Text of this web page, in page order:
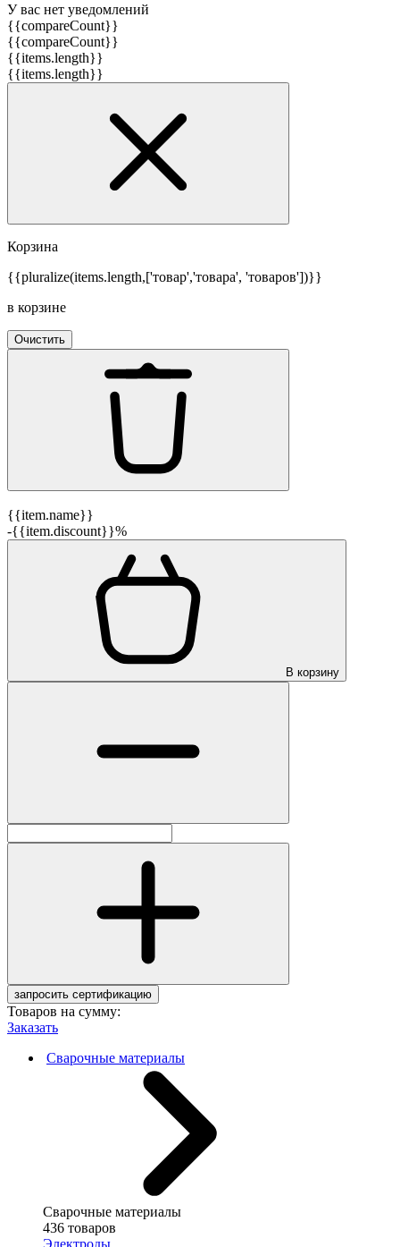
У вас нет уведомлений
{{compareCount}}
{{compareCount}}
{{items.length}}
{{items.length}}
Корзина
{{pluralize(items.length,['товар','товара', 'товаров'])}}
в корзине
Очистить
{{item.name}}
-{{item.discount}}%
В корзину
запросить сертификацию
Товаров на сумму:
Заказать
Сварочные материалы
Сварочные материалы
436 товаров
Электроды